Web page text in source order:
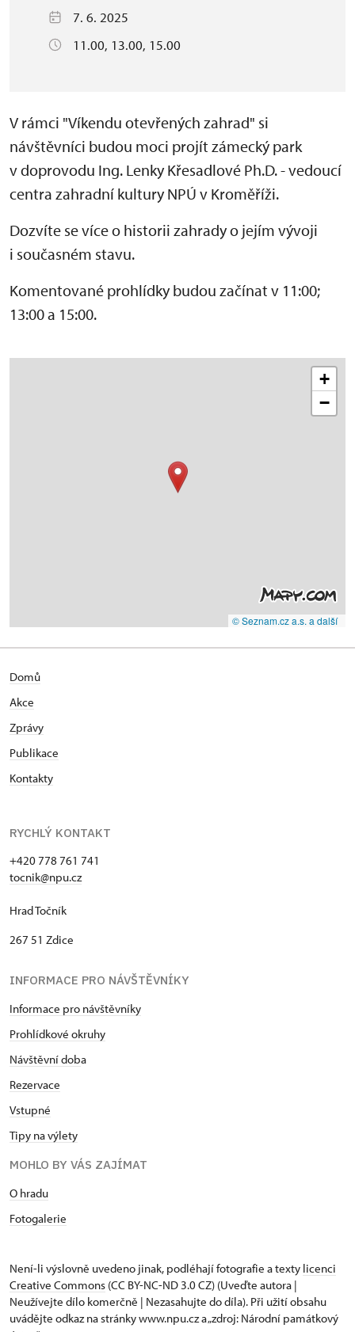
7. 6. 2025
11.00, 13.00, 15.00
V rámci "Víkendu otevřených zahrad" si
návštěvníci budou moci projít zámecký park
v doprovodu Ing. Lenky Křesadlové Ph.D. - vedoucí
centra zahradní kultury NPÚ v Kroměříži.
Dozvíte se více o historii zahrady o jejím vývoji
i současném stavu.
Komentované prohlídky budou začínat v 11:00;
13:00 a 15:00.
+
−
© Seznam.cz a.s. a další
Domů
Akce
Zprávy
Publikace
Kontakty
RYCHLÝ KONTAKT
+420 778 761 741
tocnik@npu.cz
Hrad Točník
267 51 Zdice
INFORMACE PRO NÁVŠTĚVNÍKY
Informace pro návštěvníky
Prohlídkové okruhy
Návštěvní doba
Rezervace
Vstupné
Tipy na výlety
MOHLO BY VÁS ZAJÍMAT
O hradu
Fotogalerie
Není-li výslovně uvedeno jinak, podléhají fotografie a texty licenci
Creative Commons (CC BY-NC-ND 3.0 CZ) (Uveďte autora |
Neužívejte dílo komerčně | Nezasahujte do díla). Při užití obsahu
uvádějte odkaz na stránky www.npu.cz a „zdroj: Národní památkový